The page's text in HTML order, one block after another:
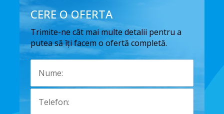
CERE O OFERTA
Trimite-ne cât mai multe detalii pentru a
putea să îți facem o ofertă completă.